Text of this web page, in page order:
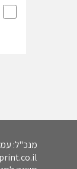
מנכ"ל: עמנואל